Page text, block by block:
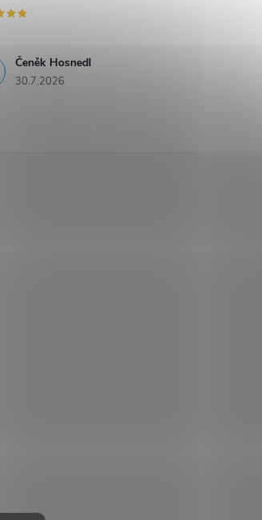
Čeněk Hosnedl
30.7.2026